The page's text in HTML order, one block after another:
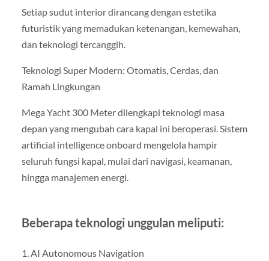
Setiap sudut interior dirancang dengan estetika
futuristik yang memadukan ketenangan, kemewahan,
dan teknologi tercanggih.
Teknologi Super Modern: Otomatis, Cerdas, dan
Ramah Lingkungan
Mega Yacht 300 Meter dilengkapi teknologi masa
depan yang mengubah cara kapal ini beroperasi. Sistem
artificial intelligence onboard mengelola hampir
seluruh fungsi kapal, mulai dari navigasi, keamanan,
hingga manajemen energi.
Beberapa teknologi unggulan meliputi:
1. AI Autonomous Navigation